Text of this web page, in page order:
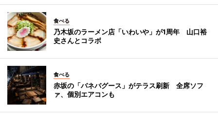
食べる
乃木坂のラーメン店「いわいや」が1周年 山口裕
史さんとコラボ
食べる
赤坂の「バネバグース」がテラス刷新 全席ソフ
ァ、個別エアコンも